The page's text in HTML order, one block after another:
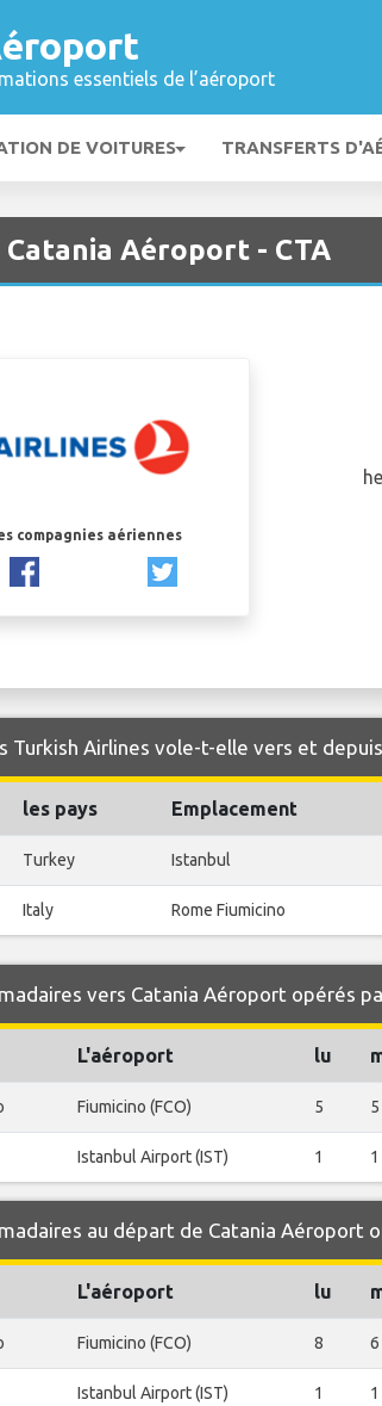
essentiels de l’aéroport
DE VOITURES TRANSFERTS
Aéroport - CTA
compagnies aériennes
Turkish Airlines vole-t-elle vers et
les pays Emplacement
Turkey Istanbul
Italy Rome Fiumicino
vers Catania Aéroport opérés
L'aéroport lu
Fiumicino (FCO) 5 5
Istanbul Airport (IST) 1 1
au départ de Catania Aéroport
L'aéroport lu
Fiumicino (FCO) 8 6
Istanbul Airport (IST) 1 1